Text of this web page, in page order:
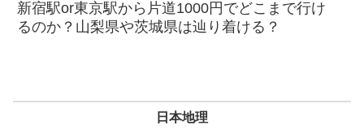
新宿駅or東京駅から片道1000円でどこまで行け
るのか？山梨県や茨城県は辿り着ける？
日本地理